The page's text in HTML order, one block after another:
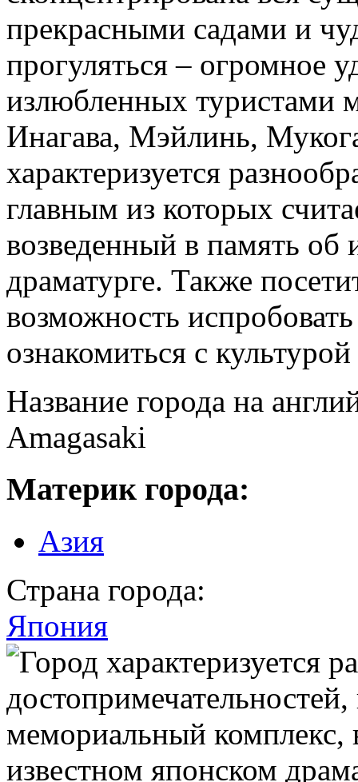
прекрасными садами и
прогуляться – огромное
излюбленных туристами
Инагава, Мэйлинь,
характеризуется
главным из которых
возведенный в память об
драматурге. Также
возможность
ознакомиться с
Название города на
Amagasaki
Материк города:
Азия
Страна города:
Япония